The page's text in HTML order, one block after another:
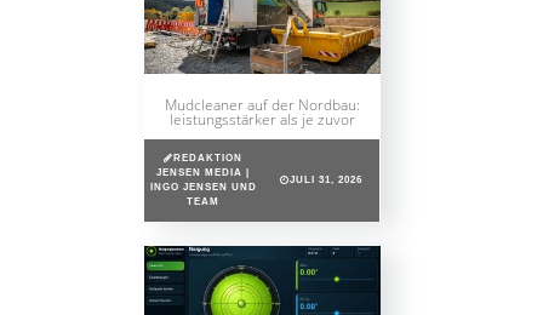
Mudcleaner auf der Nordbau:
leistungsstärker als je zuvor
REDAKTION
JENSEN MEDIA |
INGO JENSEN UND
TEAM
JULI 31, 2026